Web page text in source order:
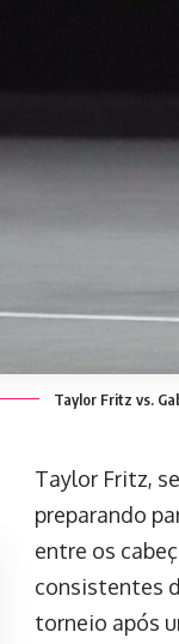
Taylor Fritz vs.
Taylor Fritz,
preparando
entre os
consistentes
torneio após